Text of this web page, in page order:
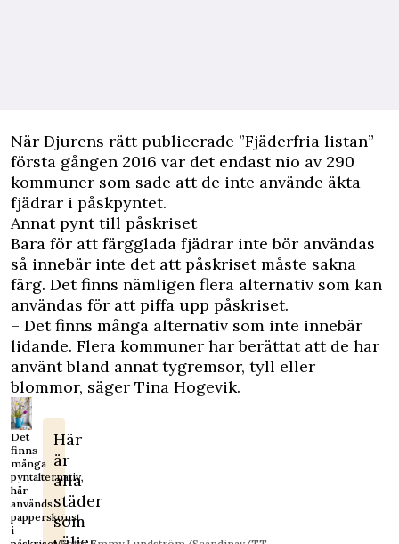
När Djurens rätt publicerade ”Fjäderfria listan”
första gången 2016 var det endast nio av 290
kommuner som sade att de inte använde äkta
fjädrar i påskpyntet.
Annat pynt till påskriset
Bara för att färgglada fjädrar inte bör användas
så innebär inte det att påskriset måste sakna
färg. Det finns nämligen flera alternativ som kan
användas för att piffa upp påskriset.
– Det finns många alternativ som inte innebär
lidande. Flera kommuner har berättat att de har
använt bland annat tygremsor, tyll eller
blommor, säger Tina Hogevik.
Det
finns
många
pyntalternativ,
här
används
papperskonst
i
Här
är
alla
städer
som